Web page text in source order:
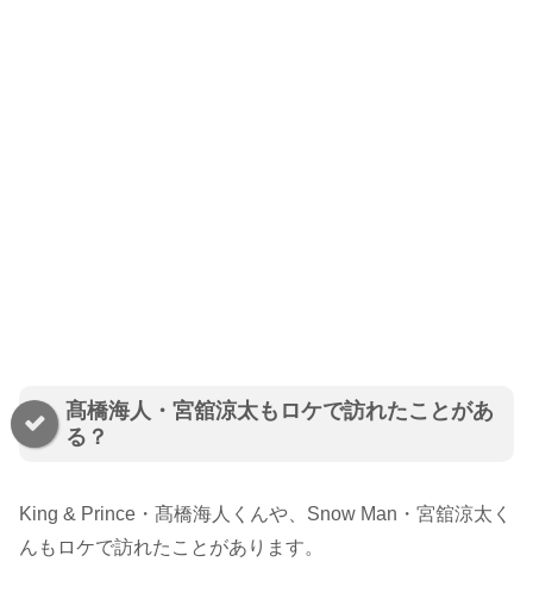
髙橋海人・宮舘涼太もロケで訪れたことがあ
る？
King & Prince・髙橋海人くんや、Snow Man・宮舘涼太く
んもロケで訪れたことがあります。